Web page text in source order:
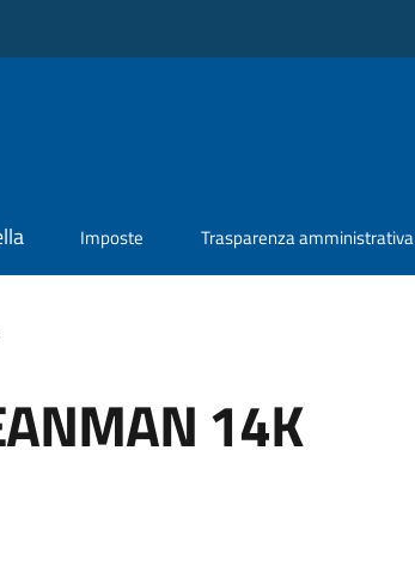
Imposte Trasparenza amministrativa
14K